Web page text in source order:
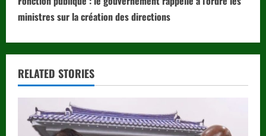
i
n
u
e
R
ministres sur la création des directions
RELATED STORIES